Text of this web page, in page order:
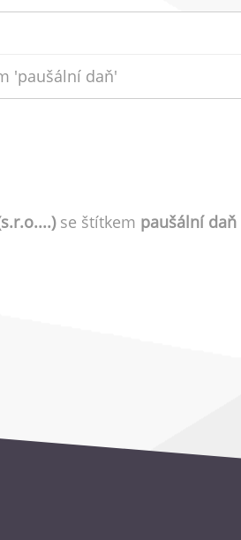
se štítkem paušální daň